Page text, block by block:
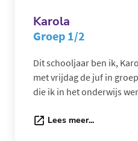
Karola
Groep 1/2
Dit schooljaar ben ik,
met vrijdag de juf in
die ik in het onderwijs
Lees meer...